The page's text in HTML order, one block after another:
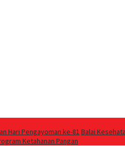
Hari Pengayoman ke-81 Balai
Ketahanan Pangan